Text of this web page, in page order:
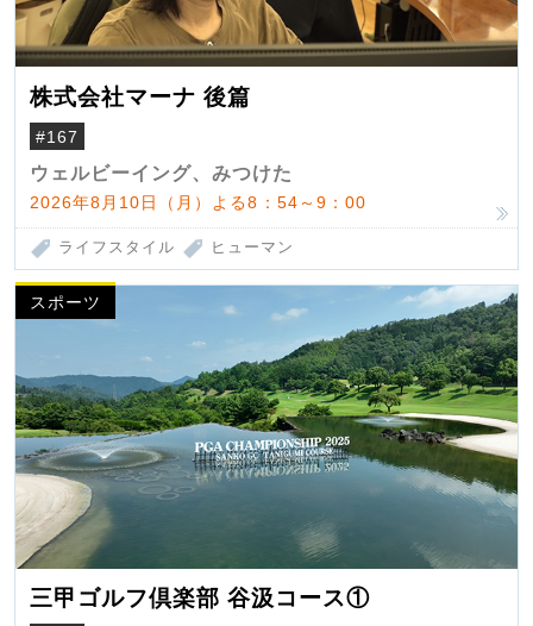
株式会社マーナ 後篇
#167
ウェルビーイング、みつけた
2026年8月10日（月）よる8：54～9：00
ライフスタイル ヒューマン
スポーツ
三甲ゴルフ倶楽部 谷汲コース①